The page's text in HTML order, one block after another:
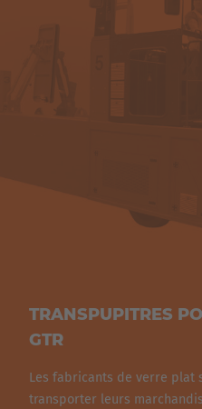
TRANSPUPITRES
GTR
Les fabricants de verre plat
transporter leurs